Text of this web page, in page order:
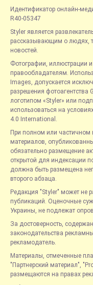
Идентификатор онлайн-
R40-05347
Styler является
рассказывающим о людях,
новостей.
Фотографии, иллюстрации
правообладателям.
Images, допускается
разрешения
логотипом «Styler» или
использоваться на
4.0 International.
При полном или
материалов,
обязательно размещение
открытой для индексации
должна быть размещена
второго абзаца.
Редакция "Styler" может не
публикаций. Оценочные
Украины, не подлежат
За достоверность,
законодательства
рекламодатель.
Материалы, отмеченные
"Партнерский материал",
размещаются на правах